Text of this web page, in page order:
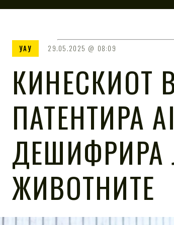
УАУ 29.05.2025 08:09
КИНЕСКИОТ
ПАТЕНТИРА
ДЕШИФРИРА
ЖИВОТНИТЕ